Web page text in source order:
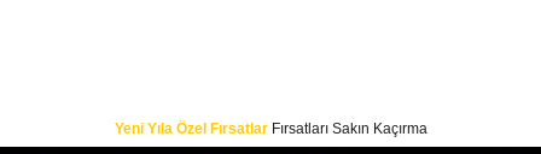
Yeni Yıla Özel FırsatlarFırsatları Sakın Kaçırma